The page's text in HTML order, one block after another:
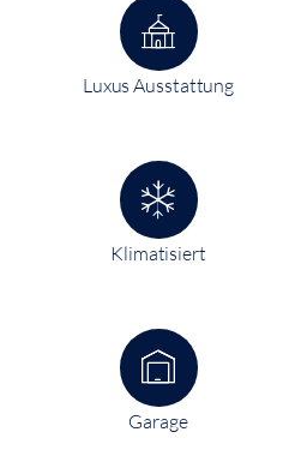
Luxus Ausstattung
Klimatisiert
Garage